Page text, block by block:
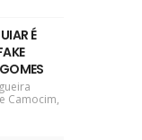
É
Camocim,